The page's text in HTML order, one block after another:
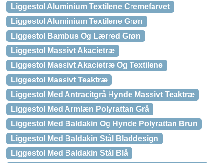
Liggestol Aluminium Textilene Cremefarvet
Liggestol Aluminium Textilene Grøn
Liggestol Bambus Og Lærred Grøn
Liggestol Massivt Akacietræ
Liggestol Massivt Akacietræ Og Textilene
Liggestol Massivt Teaktræ
Liggestol Med Antracitgrå Hynde Massivt Teaktræ
Liggestol Med Armlæn Polyrattan Grå
Liggestol Med Baldakin Og Hynde Polyrattan Brun
Liggestol Med Baldakin Stål Bladdesign
Liggestol Med Baldakin Stål Blå